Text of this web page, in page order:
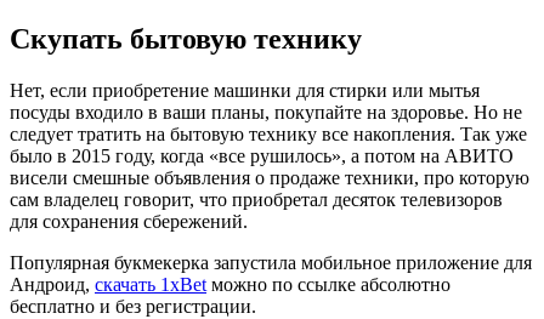
Скупать бытовую технику
Нет, если приобретение машинки для стирки или мытья
посуды входило в ваши планы, покупайте на здоровье. Но не
следует тратить на бытовую технику все накопления. Так уже
было в 2015 году, когда «все рушилось», а потом на АВИТО
висели смешные объявления о продаже техники, про которую
сам владелец говорит, что приобретал десяток телевизоров
для сохранения сбережений.
Популярная букмекерка запустила мобильное приложение для
Андроид, скачать 1xBet можно по ссылке абсолютно
бесплатно и без регистрации.